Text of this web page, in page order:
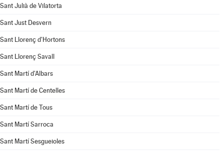
Sant Julià de Vilatorta
Sant Just Desvern
Sant Llorenç d'Hortons
Sant Llorenç Savall
Sant Martí d'Albars
Sant Martí de Centelles
Sant Martí de Tous
Sant Martí Sarroca
Sant Martí Sesgueioles